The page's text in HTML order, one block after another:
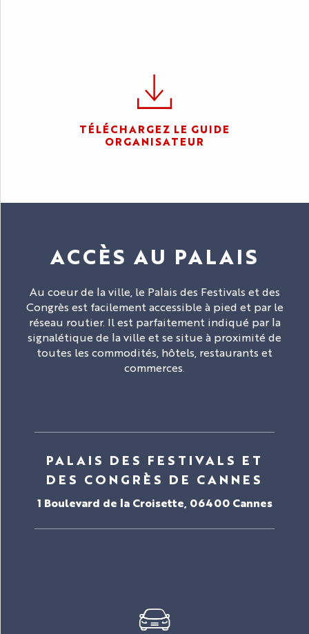
TÉLÉCHARGEZ LE GUIDE
ORGANISATEUR
ACCÈS AU PALAIS
Au coeur de la ville, le Palais des Festivals et des
Congrès est facilement accessible à pied et par le
réseau routier. Il est parfaitement indiqué par la
signalétique de la ville et se situe à proximité de
toutes les commodités, hôtels, restaurants et
commerces.
PALAIS DES FESTIVALS ET
DES CONGRÈS DE CANNES
1 Boulevard de la Croisette, 06400 Cannes